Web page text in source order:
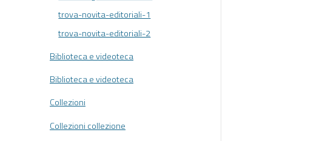
trova-novita-editoriali-1
trova-novita-editoriali-2
Biblioteca e videoteca
Biblioteca e videoteca
Collezioni
Collezioni collezione